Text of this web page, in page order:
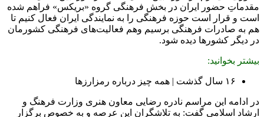
مقدماتِ حضور ایران در بخش فرهنگی گروه «بریکس» فراهم شده
است و قرار است حوزه فرهنگی را به نمایندگی ایران فعال کنیم تا
هم به صادرات فرهنگی برسیم وهم فعالیت‌های فرهنگی کشورمان
در دیگر کشورها دیده شود.
بیشتر بخوانید:
۱۶ سال گذشت | همه چیز درباره رمزارزها
در ادامه این مراسم نادره رضایی معاون هنری وزارت فرهنگ و
ارشاد اسلامی گفت: به تلاشگران این عرصه و به خصوص برگزار